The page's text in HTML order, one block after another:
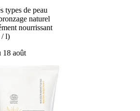
types de peau
naturel
nourrissant
/ l)
18 août